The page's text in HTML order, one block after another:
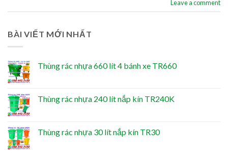
Leave a comment
BÀI VIẾT MỚI NHẤT
Thùng rác nhựa 660 lít 4 bánh xe TR660
Thùng rác nhựa 240 lít nắp kín TR240K
Thùng rác nhựa 30 lít nắp kín TR30